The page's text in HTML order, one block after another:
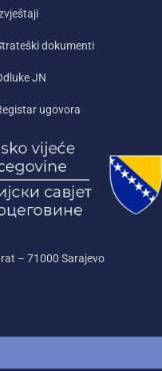
dokumenti
JN
ugovora
– 71000‌ Sarajevo